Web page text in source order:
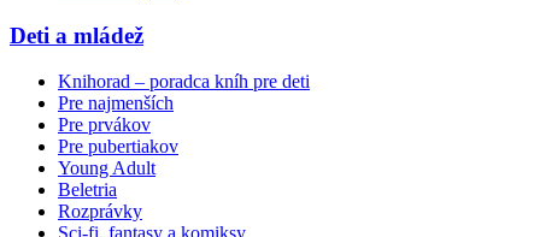
Deti a mládež
Knihorad – poradca kníh pre deti
Pre najmenších
Pre prvákov
Pre pubertiakov
Young Adult
Beletria
Rozprávky